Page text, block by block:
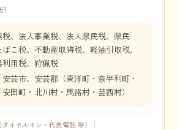
、法人事業税、法人県民税、県民
こ税、不動産取得税、軽油引取税、
利用税、狩猟税
芸市、安芸郡（東洋町・奈半利町・
田町・北川村・馬路村・芸西村）
イヤルイン・代表電話 等）：